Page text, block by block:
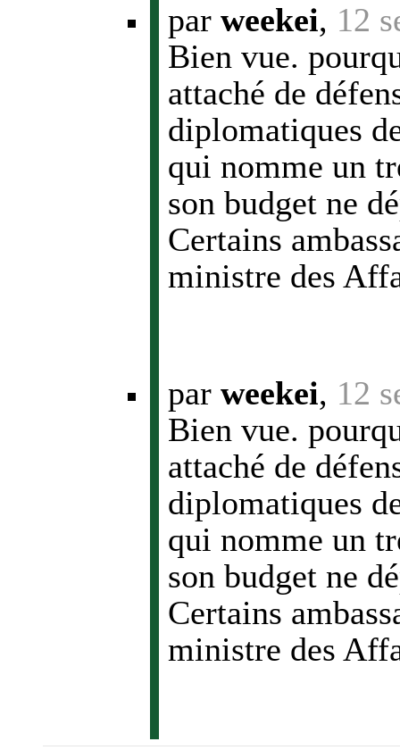
par weekei, 12
Bien vue.
attaché de
diplomatiques
qui nomme un
son budget ne
Certains
ministre des
par weekei, 12
Bien vue.
attaché de
diplomatiques
qui nomme un
son budget ne
Certains
ministre des